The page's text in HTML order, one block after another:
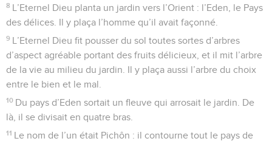
8 L’Eternel Dieu planta un jardin vers l’Orient : l’Eden, le Pays
des délices. Il y plaça l’homme qu’il avait façonné.
9 L’Eternel Dieu fit pousser du sol toutes sortes d’arbres
d’aspect agréable portant des fruits délicieux, et il mit l’arbre
de la vie au milieu du jardin. Il y plaça aussi l’arbre du choix
entre le bien et le mal.
10 Du pays d’Eden sortait un fleuve qui arrosait le jardin. De
là, il se divisait en quatre bras.
11 Le nom de l’un était Pichôn : il contourne tout le pays de